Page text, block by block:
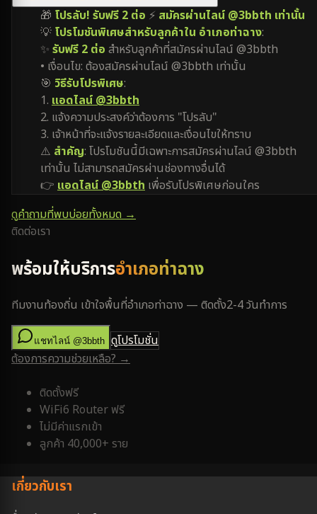
🎁 โปรลับ! รับฟรี 2 ต่อ ⚡ สมัครผ่านไลน์ @3bbth เท่านั้น
💡 โปรโมชันพิเศษสำหรับลูกค้าใน อำเภอท่าฉาง:
✨ รับฟรี 2 ต่อ สำหรับลูกค้าที่สมัครผ่านไลน์ @3bbth
• เงื่อนไข: ต้องสมัครผ่านไลน์ @3bbth เท่านั้น
🎯 วิธีรับโปรพิเศษ:
1. แอดไลน์ @3bbth
2. แจ้งความประสงค์ว่าต้องการ "โปรลับ"
3. เจ้าหน้าที่จะแจ้งรายละเอียดและเงื่อนไขให้ทราบ
⚠️ สำคัญ: โปรโมชันนี้มีเฉพาะการสมัครผ่านไลน์ @3bbth
เท่านั้น ไม่สามารถสมัครผ่านช่องทางอื่นได้
👉 แอดไลน์ @3bbth เพื่อรับโปรพิเศษก่อนใคร
ดูคำถามที่พบบ่อยทั้งหมด →
ติดต่อเรา
พร้อมให้บริการอำเภอท่าฉาง
ทีมงานท้องถิ่น เข้าใจพื้นที่อำเภอท่าฉาง — ติดตั้ง2-4 วันทำการ
แชทไลน์ @3bbth ดูโปรโมชั่น
ต้องการความช่วยเหลือ? →
ติดตั้งฟรี
WiFi6 Router ฟรี
ไม่มีค่าแรกเข้า
ลูกค้า 40,000+ ราย
เกี่ยวกับเรา